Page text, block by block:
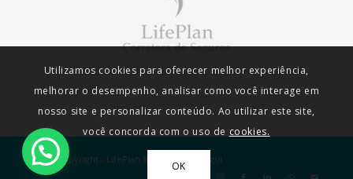
2026 © Copyright - LifePlan By Agência Webgui
Utilizamos cookies para oferecer melhor experiência,
melhorar o desempenho, analisar como você interage em
nosso site e personalizar conteúdo. Ao utilizar este site,
você concorda com o uso de cookies.
OK